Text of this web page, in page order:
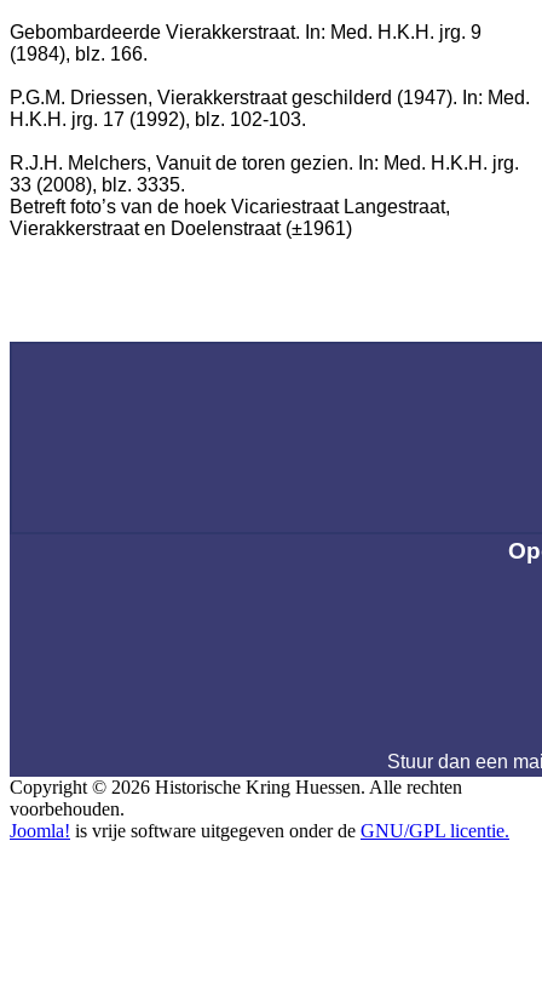
Gebombardeerde Vierakkerstraat. In: Med. H.K.H. jrg. 9
(1984), blz. 166.
P.G.M. Driessen, Vierakkerstraat geschilderd (1947). In: Med.
H.K.H. jrg. 17 (1992), blz. 102-103.
R.J.H. Melchers, Vanuit de toren gezien. In: Med. H.K.H. jrg.
33 (2008), blz. 3335.
Betreft foto’s van de hoek Vicariestraat Langestraat,
Vierakkerstraat en Doelenstraat (±1961)
Stuur dan een
Copyright © 2026 Historische Kring Huessen. Alle rechten
voorbehouden.
Joomla! is vrije software uitgegeven onder de GNU/GPL licentie.